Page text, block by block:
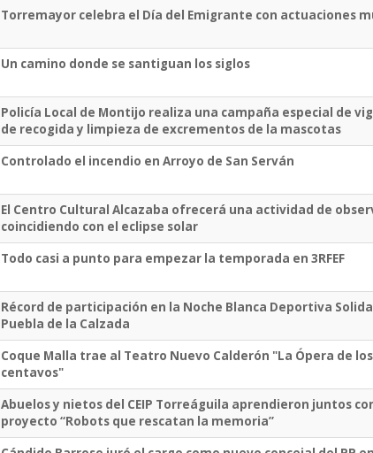
Torremayor celebra el Día del Emigrante con actuaciones
Un camino donde se santiguan los siglos
Policía Local de Montijo realiza una campaña especial de
de recogida y limpieza de excrementos de la mascotas
Controlado el incendio en Arroyo de San Serván
El Centro Cultural Alcazaba ofrecerá una actividad de
coincidiendo con el eclipse solar
Todo casi a punto para empezar la temporada en 3RFEF
Récord de participación en la Noche Blanca Deportiva
Puebla de la Calzada
Coque Malla trae al Teatro Nuevo Calderón "La Ópera de
centavos"
Abuelos y nietos del CEIP Torreáguila aprendieron juntos
proyecto “Robots que rescatan la memoria”